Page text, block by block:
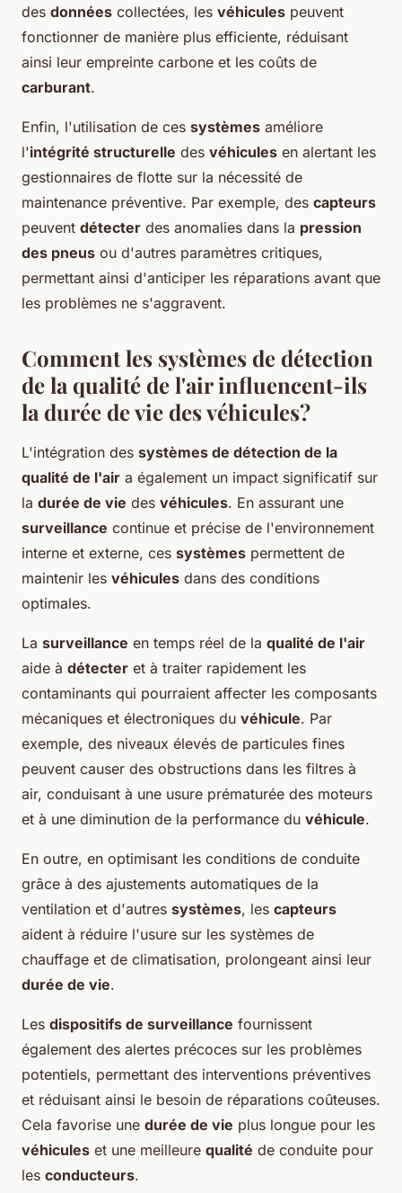
des données collectées, les véhicules peuvent
fonctionner de manière plus efficiente, réduisant
ainsi leur empreinte carbone et les coûts de
carburant.
Enfin, l'utilisation de ces systèmes améliore
l'intégrité structurelle des véhicules en alertant les
gestionnaires de flotte sur la nécessité de
maintenance préventive. Par exemple, des capteurs
peuvent détecter des anomalies dans la pression
des pneus ou d'autres paramètres critiques,
permettant ainsi d'anticiper les réparations avant que
les problèmes ne s'aggravent.
Comment les systèmes de détection
de la qualité de l'air influencent-ils
la durée de vie des véhicules?
L'intégration des systèmes de détection de la
qualité de l'air a également un impact significatif sur
la durée de vie des véhicules. En assurant une
surveillance continue et précise de l'environnement
interne et externe, ces systèmes permettent de
maintenir les véhicules dans des conditions
optimales.
La surveillance en temps réel de la qualité de l'air
aide à détecter et à traiter rapidement les
contaminants qui pourraient affecter les composants
mécaniques et électroniques du véhicule. Par
exemple, des niveaux élevés de particules fines
peuvent causer des obstructions dans les filtres à
air, conduisant à une usure prématurée des moteurs
et à une diminution de la performance du véhicule.
En outre, en optimisant les conditions de conduite
grâce à des ajustements automatiques de la
ventilation et d'autres systèmes, les capteurs
aident à réduire l'usure sur les systèmes de
chauffage et de climatisation, prolongeant ainsi leur
durée de vie.
Les dispositifs de surveillance fournissent
également des alertes précoces sur les problèmes
potentiels, permettant des interventions préventives
et réduisant ainsi le besoin de réparations coûteuses.
Cela favorise une durée de vie plus longue pour les
véhicules et une meilleure qualité de conduite pour
les conducteurs.